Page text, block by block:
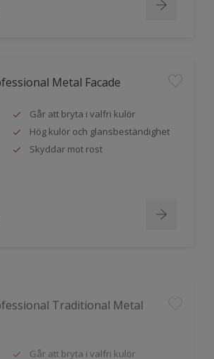
Metal Facade
Går att bryta i valfri kulör
Hög kulör och glansbeständighet
Skyddar mot rost
Blank rostskyddstäckfärg